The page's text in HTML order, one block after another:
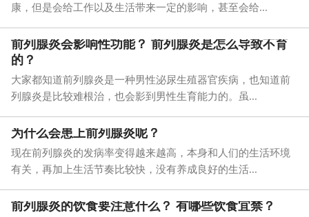
康，但是会给工作以及生活带来一定的影响，甚至会给...
前列腺炎会影响性功能？ 前列腺炎是怎么导致不育
的？
大家都知道前列腺炎是一种男性泌尿生殖器官疾病，也知道前
列腺炎是比较难根治，也会影到男性生育能力的。虽...
为什么会患上前列腺炎呢？
现在前列腺炎的发病率变得越来越高，本身和人们的生活环境
有关，再加上生活节奏比较快，没有养成良好的生活...
前列腺炎的饮食要注意什么？ 有哪些饮食宜禁？